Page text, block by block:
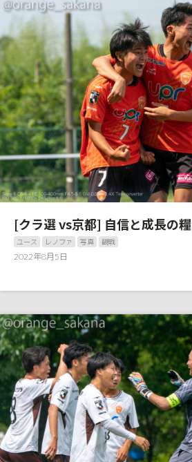
[クラ選 vs京都] 自信と成長の糧
ユース レノファ 写真 観戦
2022年8月5日